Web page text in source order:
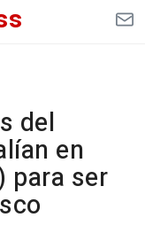
del
en
para ser